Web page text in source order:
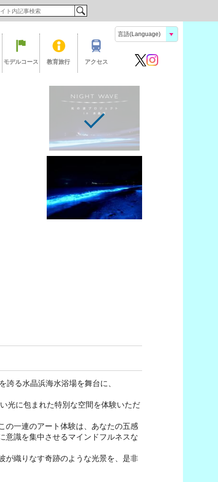
モデルコース 教育旅行 アクセス
る水晶浜海水浴場を舞台に、
光に包まれた特別な空間を体験いただ
の一連のアート体験は、あなたの五感
意識を集中させるマインドフルネスな
が織りなす奇跡のような光景を、是非